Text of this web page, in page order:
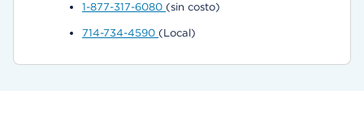
1-877-317-6080 (sin costo)
714-734-4590 (Local)